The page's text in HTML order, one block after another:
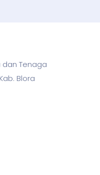
dan Tenaga
Blora